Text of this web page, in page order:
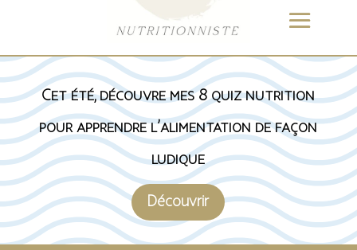
Cet été, découvre mes 8 quiz nutrition
pour apprendre l’alimentation de façon
ludique
Découvrir